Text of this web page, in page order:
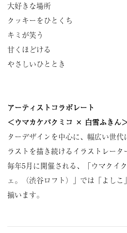
大好きな場所
クッキーをひとくち
キミが笑う
甘くほどける
やさしいひととき
アーティストコラボレート
＜ウマカケバクミコ × 白雪ふきん
ターデザインを中心に、幅広い世代
ラストを描き続けるイラストレータ
毎年5月に開催される、「ウマクイ
ェ。（渋谷ロフト）」では「よしこ
揃います。